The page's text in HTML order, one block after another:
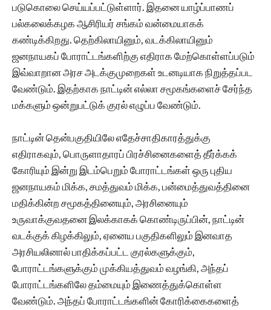
படுகொலை செய்யப்பட்டுள்ளார். இதனை யாழ்ப்பாணப்
பல்கலைக்கழக ஆசிரியர் சங்கம் வன்மையாகக்
கண்டிக்கிறது. தெற்கிலாயினும், வடக்கிலாயினும்
ஜனநாயகப் போராட்டங்களிற்கு எதிராக மேற்கொள்ளப்படும்
இவ்வாறான அரச‌ அடக்குமுறைகள் உடனடியாக நிறுத்தப்பட
வேண்டும். இதற்காக நாட்டின் எல்லா சமூகங்களைச் சேர்ந்த
மக்களும் ஒன்றுபட்டுக் குரல் எழுப்ப வேண்டும்.
நாட்டின் தென்பகுதியிலே எதேச்சாதிகாரத்துக்கு
எதிராகவும், பொருளாதாரப் பிரச்சினைகளைத் தீர்க்கக்
கோரியும் இன்று இடம்பெறும் போராட்டங்கள் ஒரு புதிய
ஜனநாயகம் மிக்க, சமத்துவம் மிக்க, பன்மைத்துவத்தினை
மதிக்கின்ற சமூகத்தினையும், அரசினையும்
உருவாக்குவதனை இலக்காகக் கொண்டிருப்பின், நாட்டின்
வடக்குக் கிழக்கிலும், ஏனைய பகுதிகளிலும் இனவாத
அரசியலினால் பாதிக்கப்பட்ட குரல்களுக்கும்,
போராட்டங்களுக்கும் முக்கியத்துவம் வழங்கி, அந்தப்
போராட்டங்களிலே தம்மையும் இணைத்துக்கொள்ள
வேண்டும். அந்தப் போராட்டங்களின் கோரிக்கைகளைத்